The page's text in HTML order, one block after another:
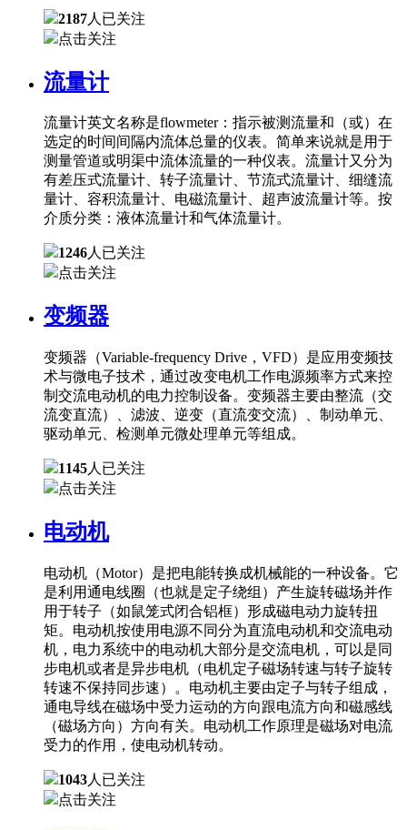
2187人已关注
点击关注
流量计
流量计英文名称是flowmeter：指示被测流量和（或）在
选定的时间间隔内流体总量的仪表。简单来说就是用于
测量管道或明渠中流体流量的一种仪表。流量计又分为
有差压式流量计、转子流量计、节流式流量计、细缝流
量计、容积流量计、电磁流量计、超声波流量计等。按
介质分类：液体流量计和气体流量计。
1246人已关注
点击关注
变频器
变频器（Variable-frequency Drive，VFD）是应用变频技
术与微电子技术，通过改变电机工作电源频率方式来控
制交流电动机的电力控制设备。变频器主要由整流（交
流变直流）、滤波、逆变（直流变交流）、制动单元、
驱动单元、检测单元微处理单元等组成。
1145人已关注
点击关注
电动机
电动机（Motor）是把电能转换成机械能的一种设备。它
是利用通电线圈（也就是定子绕组）产生旋转磁场并作
用于转子（如鼠笼式闭合铝框）形成磁电动力旋转扭
矩。电动机按使用电源不同分为直流电动机和交流电动
机，电力系统中的电动机大部分是交流电机，可以是同
步电机或者是异步电机（电机定子磁场转速与转子旋转
转速不保持同步速）。电动机主要由定子与转子组成，
通电导线在磁场中受力运动的方向跟电流方向和磁感线
（磁场方向）方向有关。电动机工作原理是磁场对电流
受力的作用，使电动机转动。
1043人已关注
点击关注